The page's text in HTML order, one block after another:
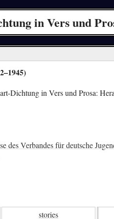
in Vers und
Dichtung in Vers und Prosa:
des Verbandes für deutsche
stories